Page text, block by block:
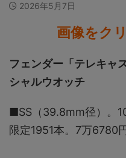
2026年5月7日
画像をク
フェンダー「テレキャ
シャルウオッチ
■SS（39.8mm径）。
限定1951本。7万6780